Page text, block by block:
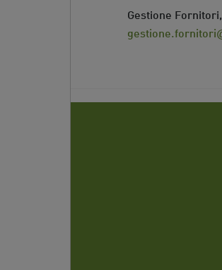
Gestione